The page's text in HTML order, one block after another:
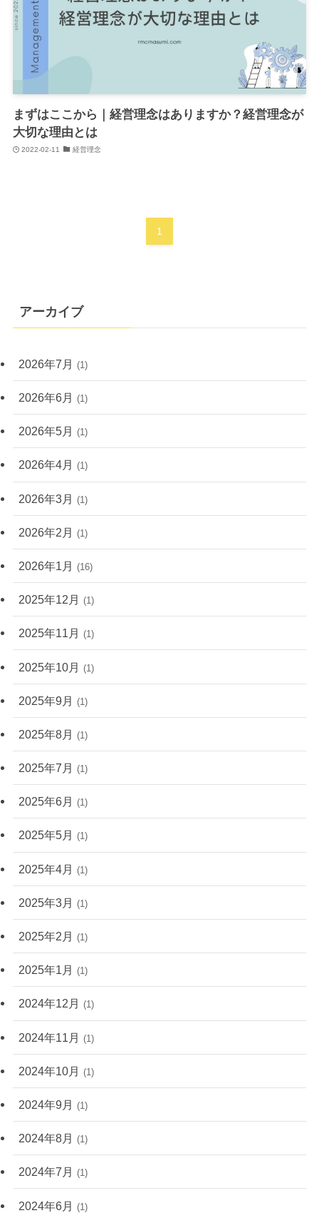
まずはここから｜経営理念はありますか？経営理念が
大切な理由とは
2022-02-11 経営理念
1
アーカイブ
2026年7月 (1)
2026年6月 (1)
2026年5月 (1)
2026年4月 (1)
2026年3月 (1)
2026年2月 (1)
2026年1月 (16)
2025年12月 (1)
2025年11月 (1)
2025年10月 (1)
2025年9月 (1)
2025年8月 (1)
2025年7月 (1)
2025年6月 (1)
2025年5月 (1)
2025年4月 (1)
2025年3月 (1)
2025年2月 (1)
2025年1月 (1)
2024年12月 (1)
2024年11月 (1)
2024年10月 (1)
2024年9月 (1)
2024年8月 (1)
2024年7月 (1)
2024年6月 (1)